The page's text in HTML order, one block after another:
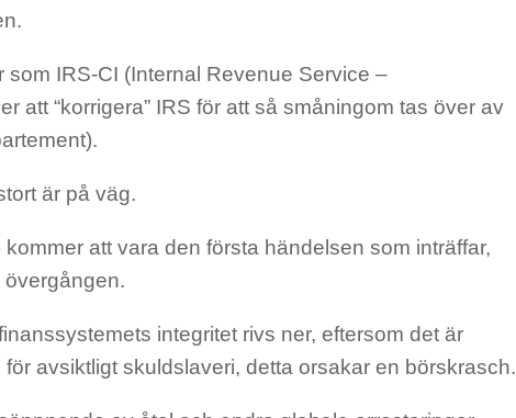
som IRS-CI (Internal Revenue Service –
att “korrigera” IRS för att så småningom tas över av
är på väg.
att vara den första händelsen som inträffar,
integritet rivs ner, eftersom det är
för avsiktligt skuldslaveri, detta orsakar en börskrasch.